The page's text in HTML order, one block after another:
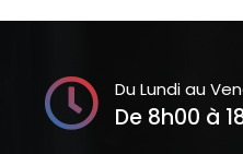
Du Lundi au
De 8h00 à